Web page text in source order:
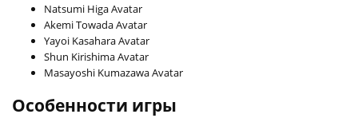
Natsumi Higa Avatar
Akemi Towada Avatar
Yayoi Kasahara Avatar
Shun Kirishima Avatar
Masayoshi Kumazawa Avatar
Особенности игры